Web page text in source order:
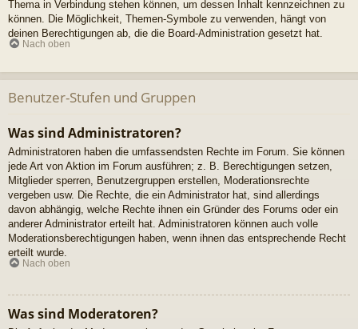
Thema in Verbindung stehen können, um dessen Inhalt kennzeichnen zu
können. Die Möglichkeit, Themen-Symbole zu verwenden, hängt von
deinen Berechtigungen ab, die die Board-Administration gesetzt hat.
Nach oben
Benutzer-Stufen und Gruppen
Was sind Administratoren?
Administratoren haben die umfassendsten Rechte im Forum. Sie können
jede Art von Aktion im Forum ausführen; z. B. Berechtigungen setzen,
Mitglieder sperren, Benutzergruppen erstellen, Moderationsrechte
vergeben usw. Die Rechte, die ein Administrator hat, sind allerdings
davon abhängig, welche Rechte ihnen ein Gründer des Forums oder ein
anderer Administrator erteilt hat. Administratoren können auch volle
Moderationsberechtigungen haben, wenn ihnen das entsprechende Recht
erteilt wurde.
Nach oben
Was sind Moderatoren?